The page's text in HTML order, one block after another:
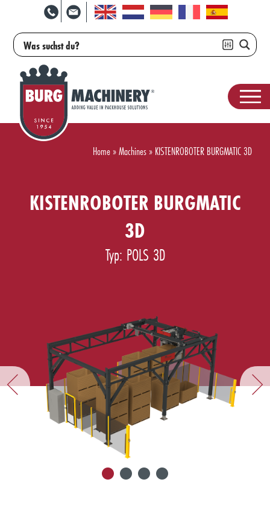
Home»Machines» KISTENROBOTER BURGMATIC 3D
KISTENROBOTER BURGMATIC
3D
Typ: POLS 3D